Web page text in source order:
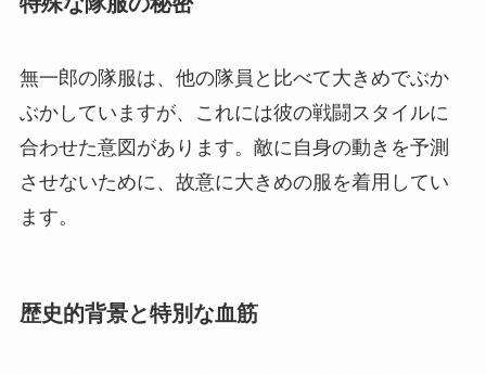
無一郎の隊服は、他の隊員と比べて大きめでぶか
ぶかしていますが、これには彼の戦闘スタイルに
合わせた意図があります。敵に自身の動きを予測
させないために、故意に大きめの服を着用してい
ます。
歴史的背景と特別な血筋